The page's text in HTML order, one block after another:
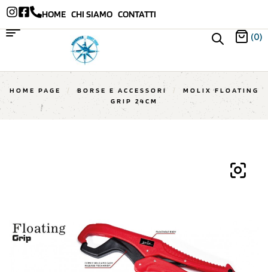
HOME CHI SIAMO CONTATTI
(0)
HOME PAGE / BORSE E ACCESSORI /
MOLIX FLOATING
GRIP 24CM